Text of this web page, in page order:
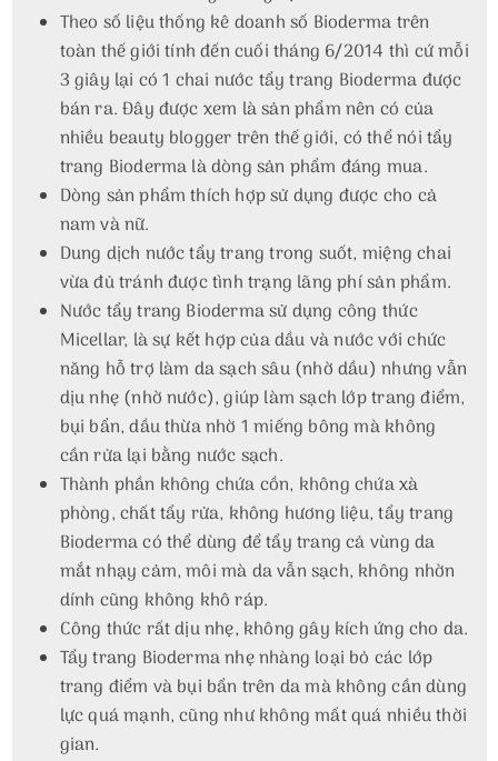
Theo số liệu thống kê doanh số Bioderma trên
toàn thế giới tính đến cuối tháng 6/2014 thì cứ mỗi
3 giây lại có 1 chai nước tẩy trang Bioderma được
bán ra. Đây được xem là sản phẩm nên có của
nhiều beauty blogger trên thế giới, có thể nói tẩy
trang Bioderma là dòng sản phẩm đáng mua.
Dòng sản phẩm thích hợp sử dụng được cho cả
nam và nữ.
Dung dịch nước tẩy trang trong suốt, miệng chai
vừa đủ tránh được tình trạng lãng phí sản phẩm.
Nước tẩy trang Bioderma sử dụng công thức
Micellar, là sự kết hợp của dầu và nước với chức
năng hỗ trợ làm da sạch sâu (nhờ dầu) nhưng vẫn
dịu nhẹ (nhờ nước), giúp làm sạch lớp trang điểm,
bụi bẩn, dầu thừa nhờ 1 miếng bông mà không
cần rửa lại bằng nước sạch.
Thành phần không chứa cồn, không chứa xà
phòng, chất tẩy rửa, không hương liệu, tẩy trang
Bioderma có thể dùng để tẩy trang cả vùng da
mắt nhạy cảm, môi mà da vẫn sạch, không nhờn
dính cũng không khô ráp.
Công thức rất dịu nhẹ, không gây kích ứng cho da.
Tẩy trang Bioderma nhẹ nhàng loại bỏ các lớp
trang điểm và bụi bẩn trên da mà không cần dùng
lực quá mạnh, cũng như không mất quá nhiều thời
gian.